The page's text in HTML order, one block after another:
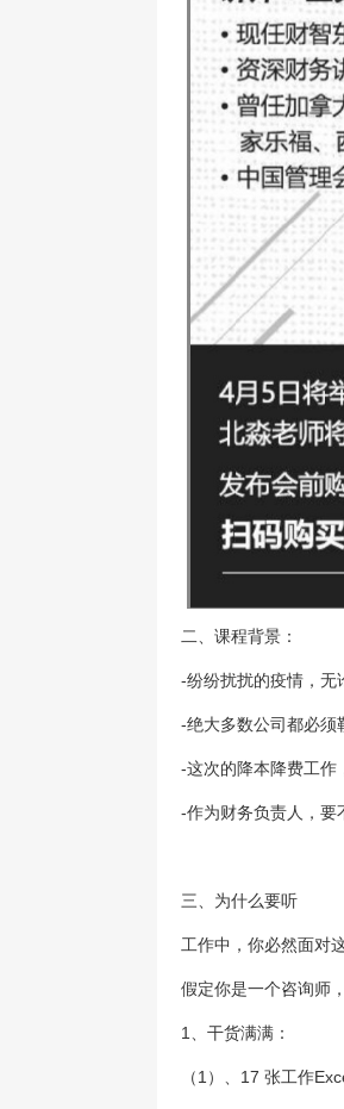
二、课程背景：
-纷纷扰扰的疫情，无
-绝大多数公司都必须
-这次的降本降费工作
-作为财务负责人，要
三、为什么要听
工作中，你必然面对
假定你是一个咨询师
1 、干货满满：
（1）、17 张工作